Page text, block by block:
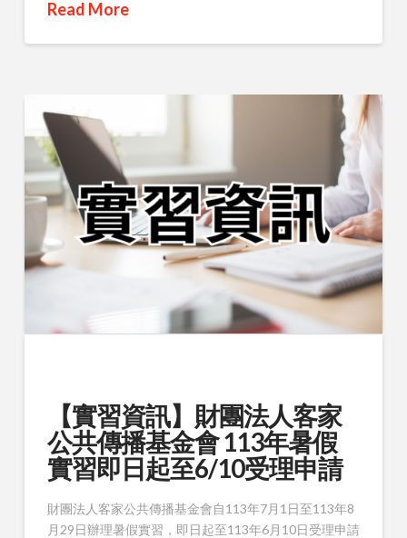
Read More
【實習資訊】財團法人客家
公共傳播基金會 113年暑假
實習即日起至6/10受理申請
財團法人客家公共傳播基金會自113年7月1日至113年8
月29日辦理暑假實習，即日起至113年6月10日受理申請